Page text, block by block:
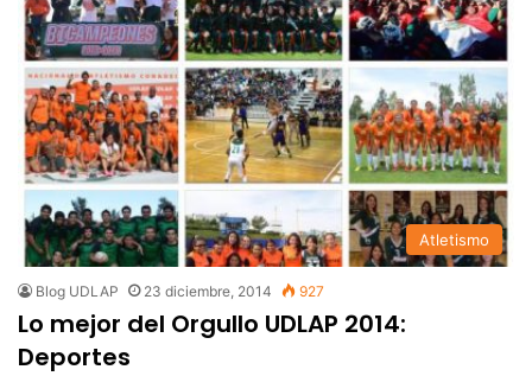
Atletismo
Blog UDLAP 23 diciembre, 2014 927
Lo mejor del Orgullo UDLAP 2014:
Deportes